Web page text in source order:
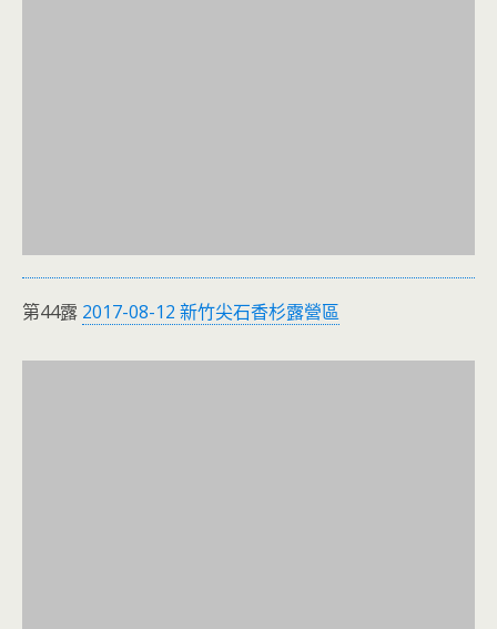
第44露 2017-08-12 新竹尖石香杉露營區